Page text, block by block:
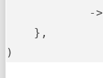
            ->
    },
)